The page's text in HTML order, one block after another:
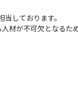
しております。
材が不可欠となるた